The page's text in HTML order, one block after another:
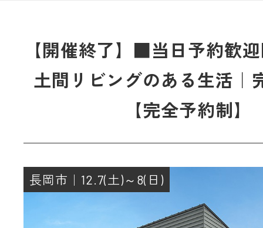
【開催終了】■当日予約歓
土間リビングのある生活｜
【完全予約制】
長岡市｜12.7(土)～8(日)